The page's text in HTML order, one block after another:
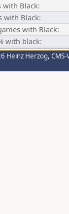
with Black:
with Black:
with Black:
with black:
Heinz Herzog,